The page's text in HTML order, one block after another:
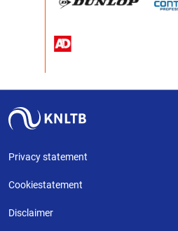
Privacy statement
Cookiestatement
Disclaimer